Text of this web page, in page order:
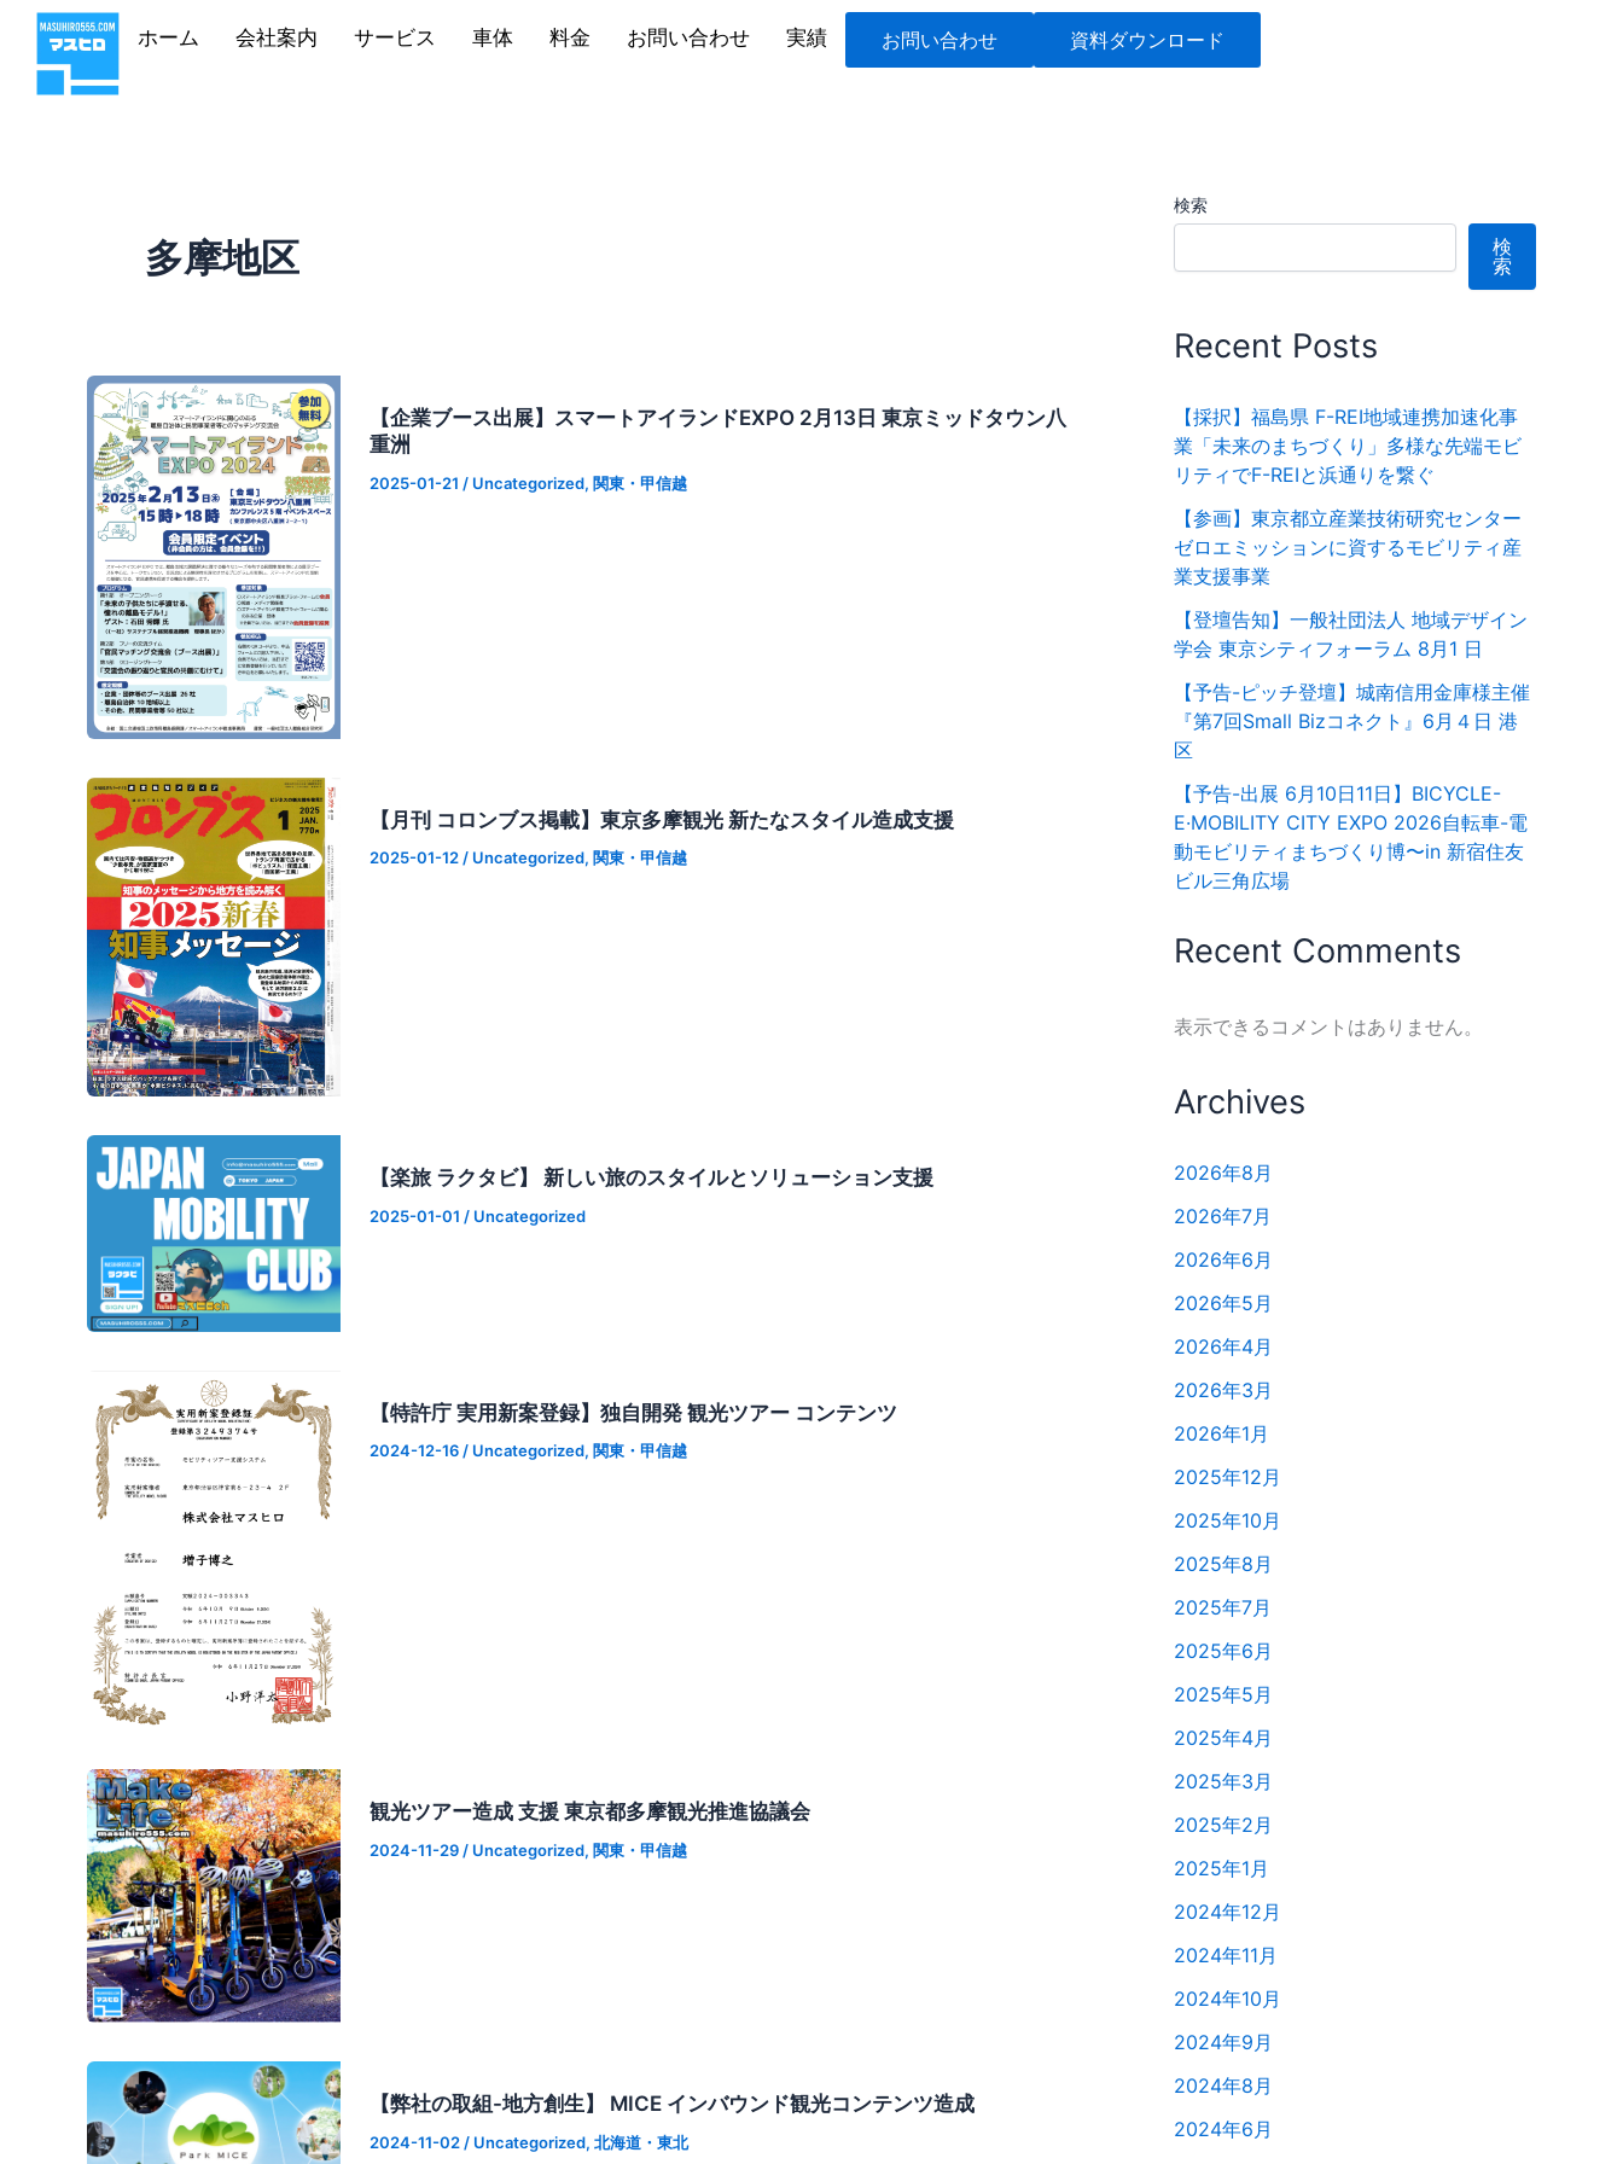
ホーム 会社案内 サービス 車体 料金 お問い合わせ 実績 お問い合わせ 資料ダウンロード
多摩地区
【企業ブース出展】スマートアイランドEXPO 2月13日 東京ミッドタウン八
重洲
2025-01-21 / Uncategorized, 関東・甲信越
【月刊 コロンブス掲載】東京多摩観光 新たなスタイル造成支援
2025-01-12/ Uncategorized, 関東・甲信越
【楽旅 ラクタビ】 新しい旅のスタイルとソリューション支援
2025-01-01 / Uncategorized
【特許庁 実用新案登録】独自開発 観光ツアー コンテンツ
2024-12-16/ Uncategorized, 関東・甲信越
観光ツアー造成 支援 東京都多摩観光推進協議会
2024-11-29 / Uncategorized, 関東・甲信越
【弊社の取組-地方創生】 MICE インバウンド観光コンテンツ造成
2024-11-02 / Uncategorized, 北海道・東北
検索
検
索
Recent Posts
【採択】福島県 F-REI地域連携加速化事
業「未来のまちづくり」多様な先端モビ
リティでF-REIと浜通りを繋ぐ
【参画】東京都立産業技術研究センター
ゼロエミッションに資するモビリティ産
業支援事業
【登壇告知】一般社団法人 地域デザイン
学会 東京シティフォーラム 8月1 日
【予告-ピッチ登壇】城南信用金庫様主催
『第7回Small Bizコネクト』6月４日 港
区
【予告-出展 6月10日11日】BICYCLE-
E·MOBILITY CITY EXPO 2026⾃転⾞-電
動モビリティまちづくり博〜in 新宿住友
ビル三⾓広場
Recent Comments
表示できるコメントはありません。
Archives
2026年8月
2026年7月
2026年6月
2026年5月
2026年4月
2026年3月
2026年1月
2025年12月
2025年10月
2025年8月
2025年7月
2025年6月
2025年5月
2025年4月
2025年3月
2025年2月
2025年1月
2024年12月
2024年11月
2024年10月
2024年9月
2024年8月
2024年6月